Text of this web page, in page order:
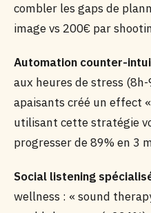
combler les gaps de
image vs 200€ par
Automation counter-
aux heures de stress
apaisants créé un effect
utilisant cette stratégie
progresser de 89% en 3
Social listening
wellness : « sound